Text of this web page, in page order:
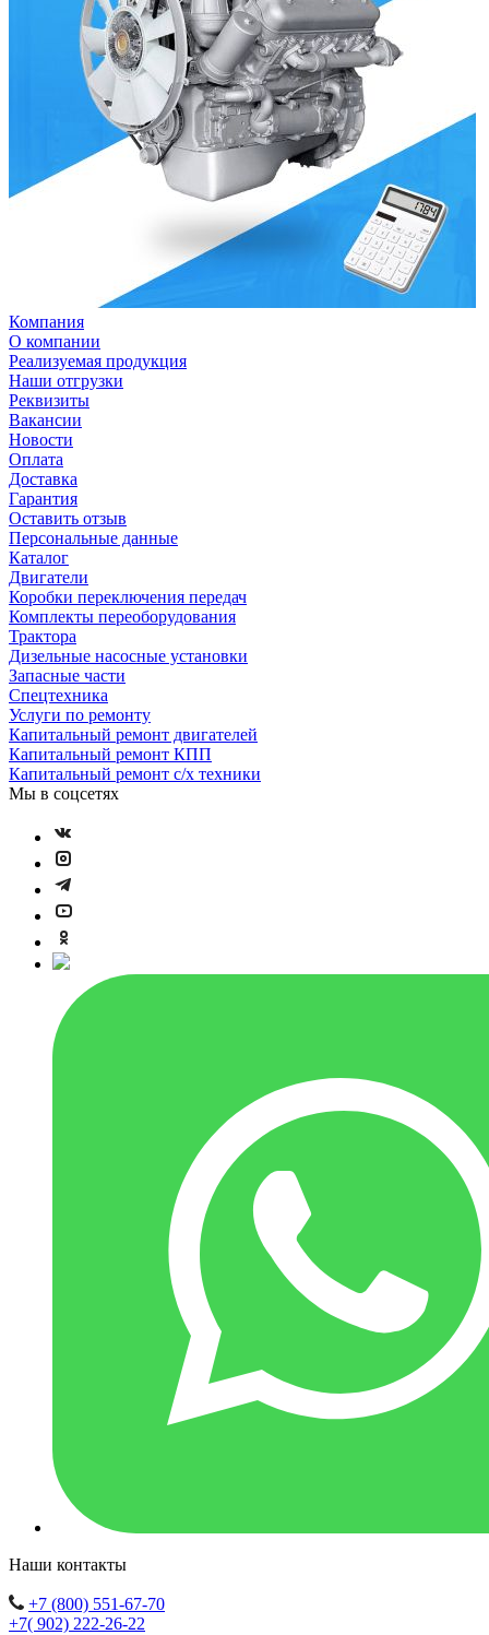
Компания
О компании
Реализуемая продукция
Наши отгрузки
Реквизиты
Вакансии
Новости
Оплата
Доставка
Гарантия
Оставить отзыв
Персональные данные
Каталог
Двигатели
Коробки переключения передач
Комплекты переоборудования
Трактора
Дизельные насосные установки
Запасные части
Спецтехника
Услуги по ремонту
Капитальный ремонт двигателей
Капитальный ремонт КПП
Капитальный ремонт с/х техники
Мы в соцсетях
Наши контакты
+7 (800) 551-67-70
+7( 902) 222-26-22